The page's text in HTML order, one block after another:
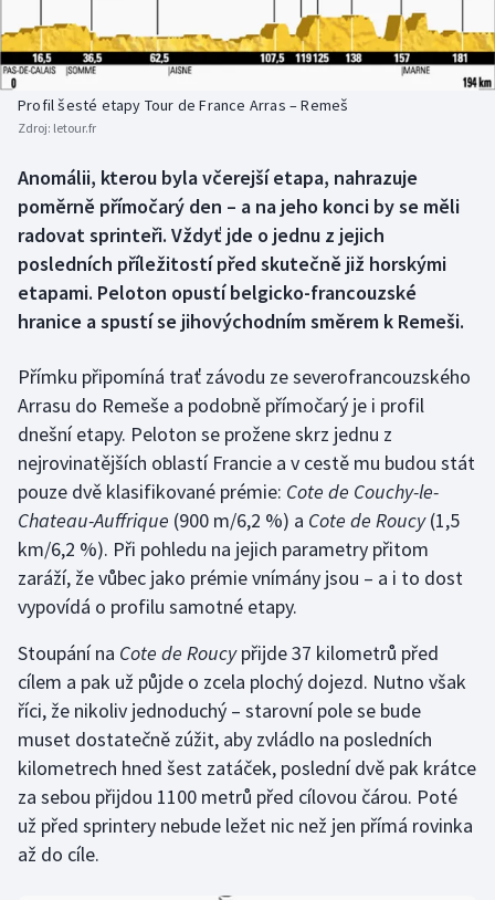
Box
Curling
Florbal
Futsal
Golf
Házená
Jezdectví
Judo
Krasobruslení
Lyže a snowboard
Moderní pětiboj
Motorsport
Olympijské hry
Profil šesté etapy Tour de France Arras – Remeš
Zdroj: letour.fr
Anomálii, kterou byla včerejší etapa, nahrazuje
poměrně přímočarý den – a na jeho konci by se měli
radovat sprinteři. Vždyť jde o jednu z jejich
posledních příležitostí před skutečně již horskými
etapami. Peloton opustí belgicko-francouzské
hranice a spustí se jihovýchodním směrem k Remeši.
Přímku připomíná trať závodu ze severofrancouzského
Arrasu do Remeše a podobně přímočarý je i profil
dnešní etapy. Peloton se prožene skrz jednu z
nejrovinatějších oblastí Francie a v cestě mu budou stát
pouze dvě klasifikované prémie: Cote de Couchy-le-
Chateau-Auffrique (900 m/6,2 %) a Cote de Roucy(1,5
km/6,2 %). Při pohledu na jejich parametry přitom
zaráží, že vůbec jako prémie vnímány jsou – a i to dost
vypovídá o profilu samotné etapy.
Stoupání na Cote de Roucypřijde 37 kilometrů před
cílem a pak už půjde o zcela plochý dojezd. Nutno však
říci, že nikoliv jednoduchý – starovní pole se bude
muset dostatečně zúžit, aby zvládlo na posledních
kilometrech hned šest zatáček, poslední dvě pak krátce
za sebou přijdou 1100 metrů před cílovou čárou. Poté
už před sprintery nebude ležet nic než jen přímá rovinka
až do cíle.